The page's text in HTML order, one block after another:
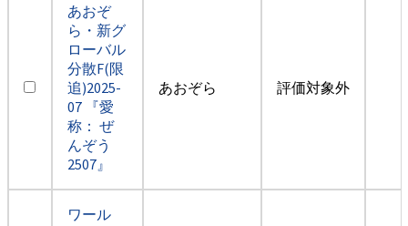
あおぞ
ら・新グ
ローバル
分散F(限
追)2025-
07 『愛
称： ぜ
んぞう
2507』
あおぞら 評価対象外
ワール